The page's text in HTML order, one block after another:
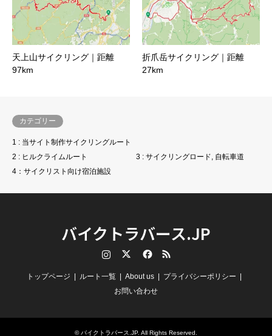
天上山サイクリング｜距離
97km
折爪岳サイクリング｜距離
27km
カテゴリー
1 : 当サイト制作サイクリングルート
2 : ヒルクライムルート
3 : サイクリングロード, 自転車道
4：サイクリスト向け宿泊施設
バイクトラバース.JP
RSS
トップページ ルート一覧 About us
プライバシーポリシー
お問い合わせ
© バイクトラバース.JP. All Rights Reserved.